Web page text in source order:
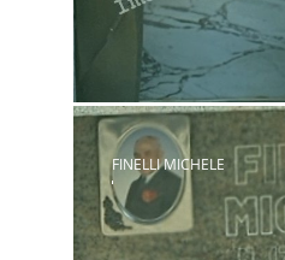
FINELLI MICHELE